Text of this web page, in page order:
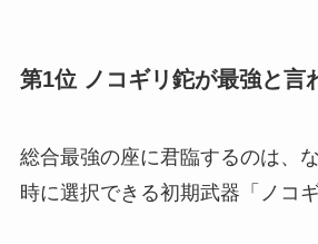
第1位 ノコギリ鉈が最強と言
総合最強の座に君臨するのは、
時に選択できる初期武器「ノコ